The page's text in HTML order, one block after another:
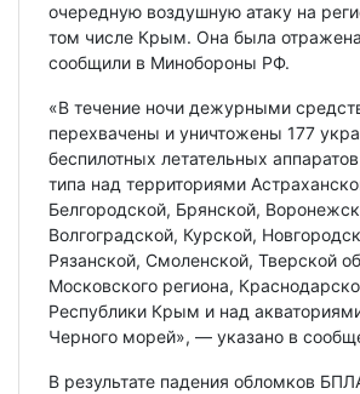
очередную воздушную атаку на
том числе Крым. Она была
сообщили в Минобороны РФ.
«В течение ночи дежурными
перехвачены и уничтожены 177
беспилотных летательных
типа над территориями
Белгородской, Брянской,
Волгоградской, Курской,
Рязанской, Смоленской, Тверской
Московского региона,
Республики Крым и над
Черного морей», — указано в
В результате падения обломков